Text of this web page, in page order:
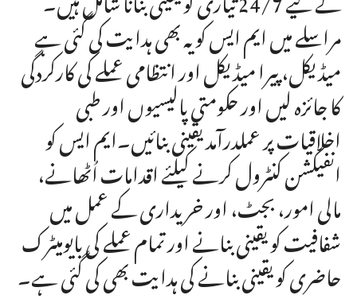
مراسلے میں ایم ایس کو یہ بھی ہدایت کی گئی ہے
میڈیکل، پیرا میڈیکل اور انتظامی عملے کی کارکردگی
کا جائزہ لیں اور حکومتی پالیسیوں اور طبی
اخلاقیات پر عملدرآمد یقینی بنائیں۔ایم ایس کو
انفیکشن کنٹرول کرنے کیلئے اقدامات اُٹھانے،
مالی امور، بجٹ، اور خریداری کے عمل میں
شفافیت کو یقینی بنانے اور تمام عملے کی بایومیٹرک
حاضری کو یقینی بنانے کی ہدایت بھی کی گئی ہے۔